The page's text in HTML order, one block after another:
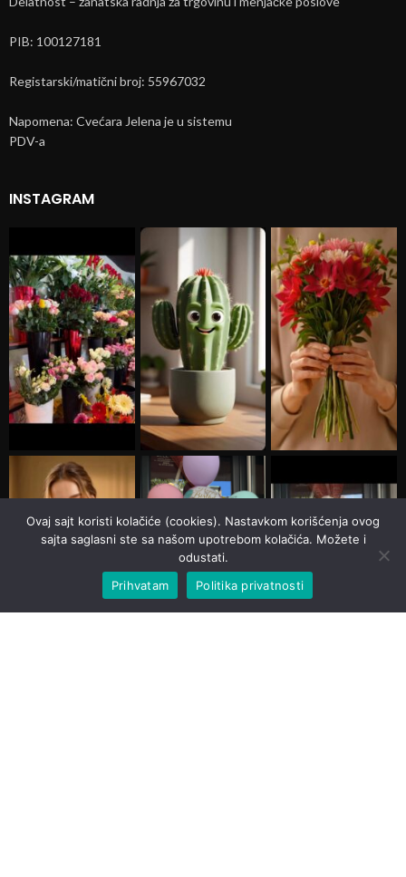
PIB: 100127181
Registarski/matični broj: 55967032
Napomena: Cvećara Jelena je u sistemu
PDV-a
INSTAGRAM
Ovaj sajt koristi kolačiće (cookies). Nastavkom korišćenja ovog
sajta saglasni ste sa našom upotrebom kolačića. Možete i
odustati.
Prihvatam
Politika privatnosti